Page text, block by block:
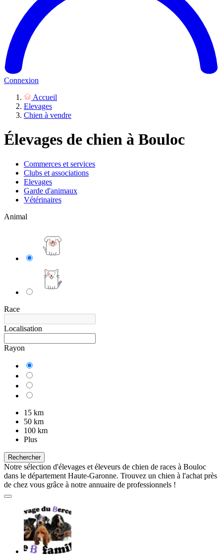
Connexion
Accueil
Elevages
Chien à vendre
Élevages de chien à Bouloc
Commerces et services
Clubs et associations
Elevages
Garde d'animaux
Vétérinaires
Animal
Race
Localisation
Rayon
15 km
50 km
100 km
Plus
Rechercher
Notre sélection d'élevages et éleveurs de chien de races à Bouloc
dans le département Haute-Garonne. Trouvez un chien à l'achat près
de chez vous grâce à notre annuaire de professionnels !